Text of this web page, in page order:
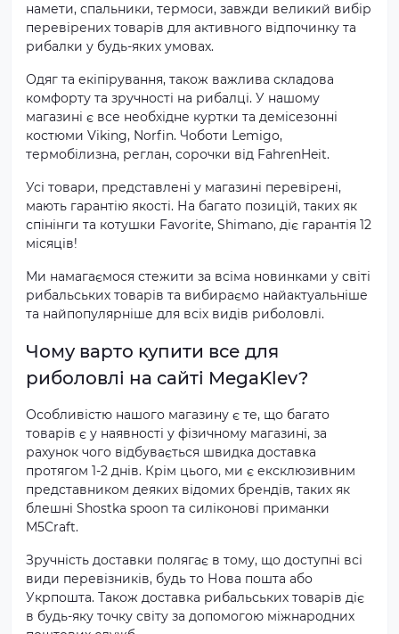
намети, спальники, термоси, завжди великий вибір
перевірених товарів для активного відпочинку та
рибалки у будь-яких умовах.
Одяг та екіпірування, також важлива складова
комфорту та зручності на рибалці. У нашому
магазині є все необхідне куртки та демісезонні
костюми Viking, Norfin. Чоботи Lemigo,
термобілизна, реглан, сорочки від FahrenHeit.
Усі товари, представлені у магазині перевірені,
мають гарантію якості. На багато позицій, таких як
спінінги та котушки Favorite, Shimano, діє гарантія 12
місяців!
Ми намагаємося стежити за всіма новинками у світі
рибальських товарів та вибираємо найактуальніше
та найпопулярніше для всіх видів риболовлі.
Чому варто купити все для
риболовлі на сайті MegaKlev?
Особливістю нашого магазину є те, що багато
товарів є у наявності у фізичному магазині, за
рахунок чого відбувається швидка доставка
протягом 1-2 днів. Крім цього, ми є ексклюзивним
представником деяких відомих брендів, таких як
блешні Shostka spoon та силіконові приманки
M5Craft.
Зручність доставки полягає в тому, що доступні всі
види перевізників, будь то Нова пошта або
Укрпошта. Також доставка рибальських товарів діє
в будь-яку точку світу за допомогою міжнародних